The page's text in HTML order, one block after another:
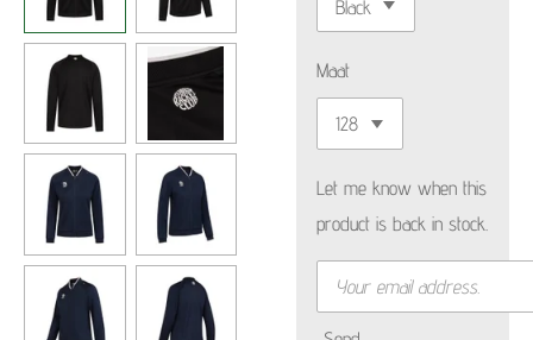
Maat
Let me know when this
product is back in stock.